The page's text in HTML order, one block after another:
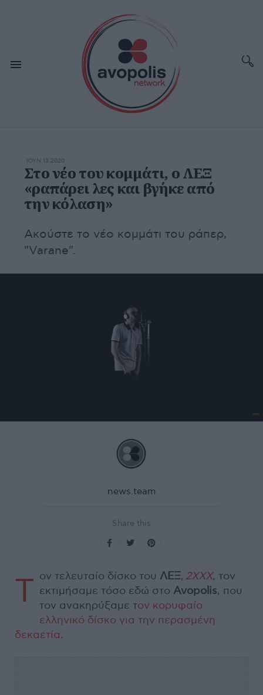
ΙΟΥΝ 13,2020
Στο νέο του κομμάτι, ο ΛΕΞ
«ραπάρει λες και βγήκε από
την κόλαση»
Ακούστε το νέο κομμάτι του ράπερ,
"Varane".
news.team
Share this
Τ ον τελευταίο δίσκο του ΛΕΞ, 2XXX, τον
εκτιμήσαμε τόσο εδώ στο Avopolis, που
τον ανακηρύξαμε τον κορυφαίο
ελληνικό δίσκο για την περασμένη
δεκαετία.